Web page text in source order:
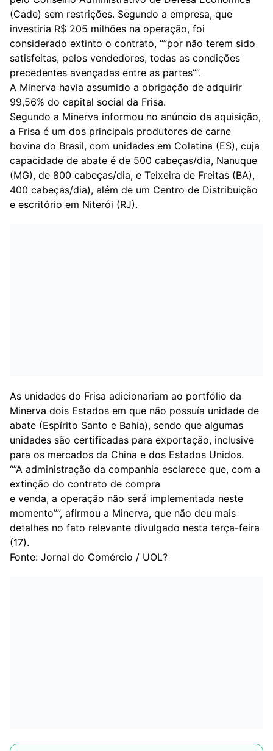
(Cade) sem restrições. Segundo a empresa, que
investiria R$ 205 milhões na operação, foi
considerado extinto o contrato, “”por não terem sido
satisfeitas, pelos vendedores, todas as condições
precedentes avençadas entre as partes””.
A Minerva havia assumido a obrigação de adquirir
99,56% do capital social da Frisa.
Segundo a Minerva informou no anúncio da aquisição,
a Frisa é um dos principais produtores de carne
bovina do Brasil, com unidades em Colatina (ES), cuja
capacidade de abate é de 500 cabeças/dia, Nanuque
(MG), de 800 cabeças/dia, e Teixeira de Freitas (BA),
400 cabeças/dia), além de um Centro de Distribuição
e escritório em Niterói (RJ).
As unidades do Frisa adicionariam ao portfólio da
Minerva dois Estados em que não possuía unidade de
abate (Espírito Santo e Bahia), sendo que algumas
unidades são certificadas para exportação, inclusive
para os mercados da China e dos Estados Unidos.
“”A administração da companhia esclarece que, com a
extinção do contrato de compra
e venda, a operação não será implementada neste
momento””, afirmou a Minerva, que não deu mais
detalhes no fato relevante divulgado nesta terça-feira
(17).
Fonte: Jornal do Comércio / UOL?